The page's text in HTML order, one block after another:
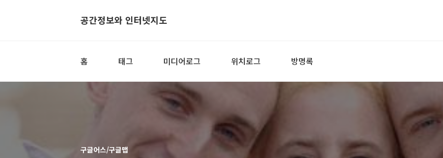
공간정보와 인터넷지도
홈 태그 미디어로그 위치로그 방명록
구글어스/구글맵